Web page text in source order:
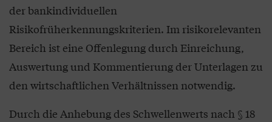
der bankindividuellen
Risikofrüherkennungskriterien. Im risikorelevanten
Bereich ist eine Offenlegung durch Einreichung,
Auswertung und Kommentierung der Unterlagen zu
den wirtschaftlichen Verhältnissen notwendig.
Durch die Anhebung des Schwellenwerts nach § 18